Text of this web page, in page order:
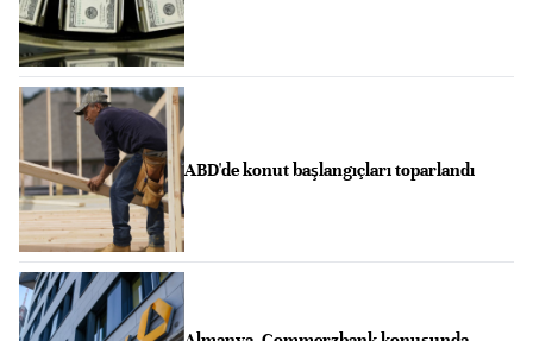
ABD'de konut başlangıçları toparlandı